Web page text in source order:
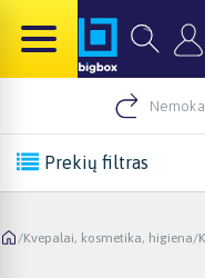
Prekių filtras
/Kvepalai, kosmetika, higiena/